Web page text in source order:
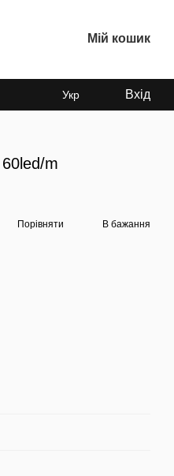
Мій кошик
Укр Вхід
m
Порівняти В бажання